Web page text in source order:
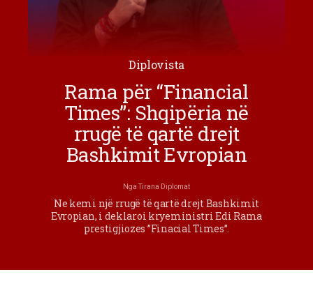
Diplovista
Rama për “Financial
Times”: Shqipëria në
rrugë të qartë drejt
Bashkimit Evropian
NgaTirana Diplomat
Ne kemi një rrugë të qartë drejt Bashkimit
Evropian, i deklaroi kryeministri Edi Rama
prestigjiozes ”Finacial Times”.